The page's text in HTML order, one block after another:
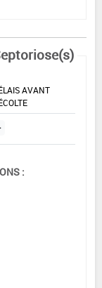
AVANT
: